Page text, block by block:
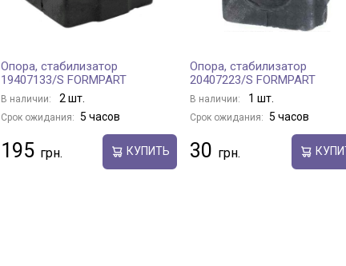
Опора, стабилизатор
19407133/S FORMPART
В наличии: 2 шт.
Срок ожидания: 5 часов
195 КУПИТЬ
Опора, стабилизатор
20407223/S FORMPART
В наличии: 1 шт.
Срок ожидания: 5 часов
30